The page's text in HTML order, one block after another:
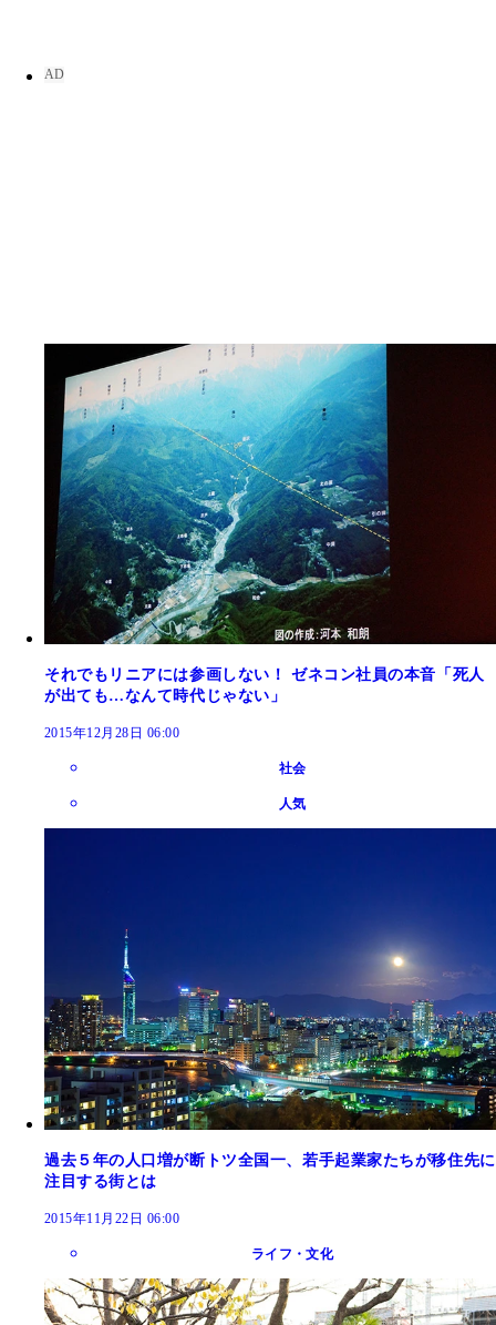
それでもリニアには参画しない！ ゼネコン社員の本音「死人
が出ても…なんて時代じゃない」
2015年12月28日 06:00
社会
人気
過去５年の人口増が断トツ全国一、若手起業家たちが移住先に
注目する街とは
2015年11月22日 06:00
ライフ・文化